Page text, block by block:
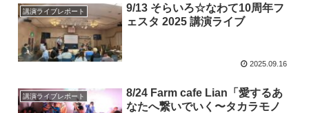
講演ライブレポート
9/13 そらいろ☆なわて10周年フ
ェスタ 2025 講演ライブ
2025.09.16
講演ライブレポート
8/24 Farm cafe Lian「愛するあ
なたへ繋いでいく〜タカラモノ